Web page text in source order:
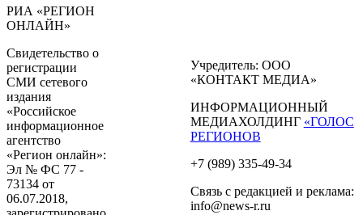
РИА «РЕГИОН
ОНЛАЙН»
Свидетельство о
регистрации
СМИ сетевого
издания
«Российское
информационное
агентство
«Регион онлайн»:
Эл № ФС 77 -
73134 от
06.07.2018,
Учредитель: ООО
«КОНТАКТ МЕДИА»
ИНФОРМАЦИОННЫЙ
МЕДИАХОЛДИНГ «ГОЛОС
РЕГИОНОВ
+7 (989) 335-49-34
Связь с редакцией и реклама:
info@news-r.ru